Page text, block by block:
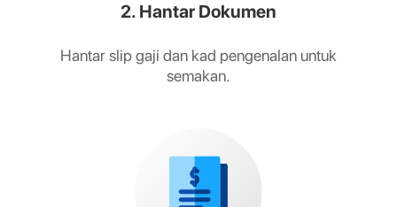
2. Hantar Dokumen
Hantar slip gaji dan kad pengenalan untuk
semakan.